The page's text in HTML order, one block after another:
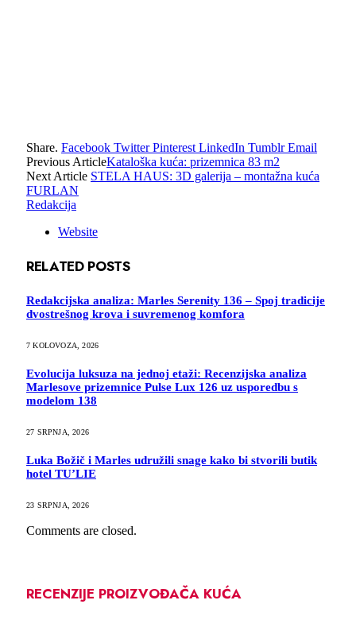
Share. Facebook Twitter Pinterest LinkedIn Tumblr Email
Previous ArticleKataloška kuća: prizemnica 83 m2
Next Article STELA HAUS: 3D galerija – montažna kuća
FURLAN
Redakcija
Website
RELATED POSTS
Redakcijska analiza: Marles Serenity 136 – Spoj tradicije
dvostrešnog krova i suvremenog komfora
7 KOLOVOZA, 2026
Evolucija luksuza na jednoj etaži: Recenzijska analiza
Marlesove prizemnice Pulse Lux 126 uz usporedbu s
modelom 138
27 SRPNJA, 2026
Luka Božič i Marles udružili snage kako bi stvorili butik
hotel TU’LIE
23 SRPNJA, 2026
Comments are closed.
RECENZIJE PROIZVOĐAČA KUĆA